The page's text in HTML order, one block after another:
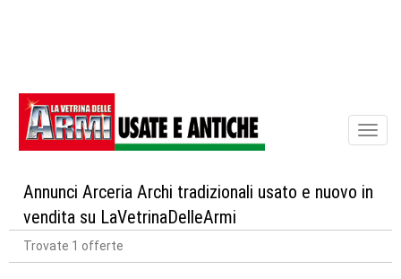
Annunci Arceria Archi tradizionali usato e nuovo in
vendita su LaVetrinaDelleArmi
Trovate 1 offerte